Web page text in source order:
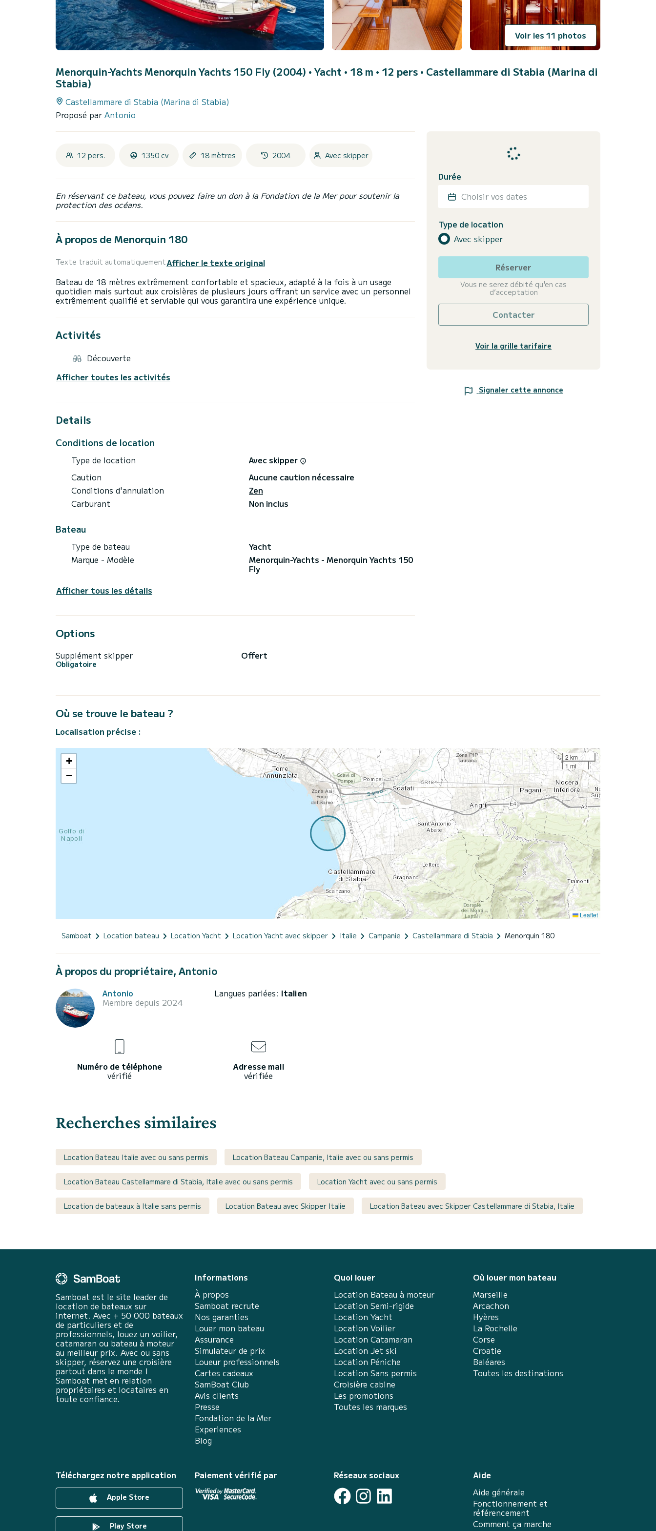
Voir les 11 photos
Menorquin-Yachts Menorquin Yachts 150 Fly (2004) • Yacht • 18 m • 12 pers • Castellammare di Stabia (Marina di
Stabia)
Castellammare di Stabia (Marina di Stabia)
Proposé par Antonio
12 pers. 1350 cv 18 mètres 2004 Avec skipper
En réservant ce bateau, vous pouvez faire un don à la Fondation de la Mer pour soutenir la
protection des océans.
À propos de Menorquin 180
Texte traduit automatiquementAfficher le texte original
Bateau de 18 mètres extrêmement confortable et spacieux, adapté à la fois à un usage
quotidien mais surtout aux croisières de plusieurs jours offrant un service avec un personnel
Activités
Découverte
Afficher toutes les activités
Details
Conditions de location
Type de location
Avec skipper
Caution
Aucune caution nécessaire
Conditions d'annulation
Zen
Carburant
Non inclus
Bateau
Type de bateau
Yacht
Marque - Modèle
Menorquin-Yachts - Menorquin Yachts 150
Fly
Afficher tous les détails
Options
Supplément skipper
Obligatoire
Offert
Durée
Choisir vos dates
Type de location
Avec skipper
Réserver
Vous ne serez débité qu'en cas
d’acceptation
Contacter
Voir la grille tarifaire
Signaler cette annonce
Où se trouve le bateau ?
Localisation précise :
+
−
2 km
1 mi
Leaflet
Samboat Location bateau Location Yacht Location Yacht avec skipper Italie Campanie Castellammare di Stabia Menorquin 180
À propos du propriétaire, Antonio
Antonio
Membre depuis 2024
Langues parlées: Italien
Numéro de téléphone
vérifié
Adresse mail
vérifiée
Recherches similaires
Location Bateau Italie avec ou sans permis Location Bateau Campanie, Italie avec ou sans permis
Location Bateau Castellammare di Stabia, Italie avec ou sans permis Location Yacht avec ou sans permis
Location de bateaux à Italie sans permis Location Bateau avec Skipper Italie Location Bateau avec Skipper Castellammare di Stabia, Italie
Samboat est le site leader de
location de bateaux sur
internet. Avec + 50 000 bateaux
de particuliers et de
professionnels, louez un voilier,
catamaran ou bateau à moteur
au meilleur prix. Avec ou sans
skipper, réservez une croisière
partout dans le monde !
Samboat met en relation
propriétaires et locataires en
toute confiance.
Informations
À propos
Samboat recrute
Nos garanties
Louer mon bateau
Assurance
Simulateur de prix
Loueur professionnels
Cartes cadeaux
SamBoat Club
Avis clients
Presse
Fondation de la Mer
Experiences
Blog
Quoi louer
Location Bateau à moteur
Location Semi-rigide
Location Yacht
Location Voilier
Location Catamaran
Location Jet ski
Location Péniche
Location Sans permis
Croisière cabine
Les promotions
Toutes les marques
Où louer mon bateau
Marseille
Arcachon
Hyères
La Rochelle
Corse
Croatie
Baléares
Toutes les destinations
Aide
Aide générale
Fonctionnement et
référencement
Comment ça marche
Téléchargez notre application
Apple Store
Play Store
Paiement vérifié par Réseaux sociaux